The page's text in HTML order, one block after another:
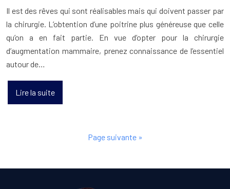
Il est des rêves qui sont réalisables mais qui doivent passer par
la chirurgie. L’obtention d’une poitrine plus généreuse que celle
qu’on a en fait partie. En vue d’opter pour la chirurgie
d’augmentation mammaire, prenez connaissance de l’essentiel
autour de…
Lire la suite
Page suivante »